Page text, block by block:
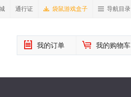
通行证 袋鼠游戏盒子 导航目录
我的订单 我的购物车